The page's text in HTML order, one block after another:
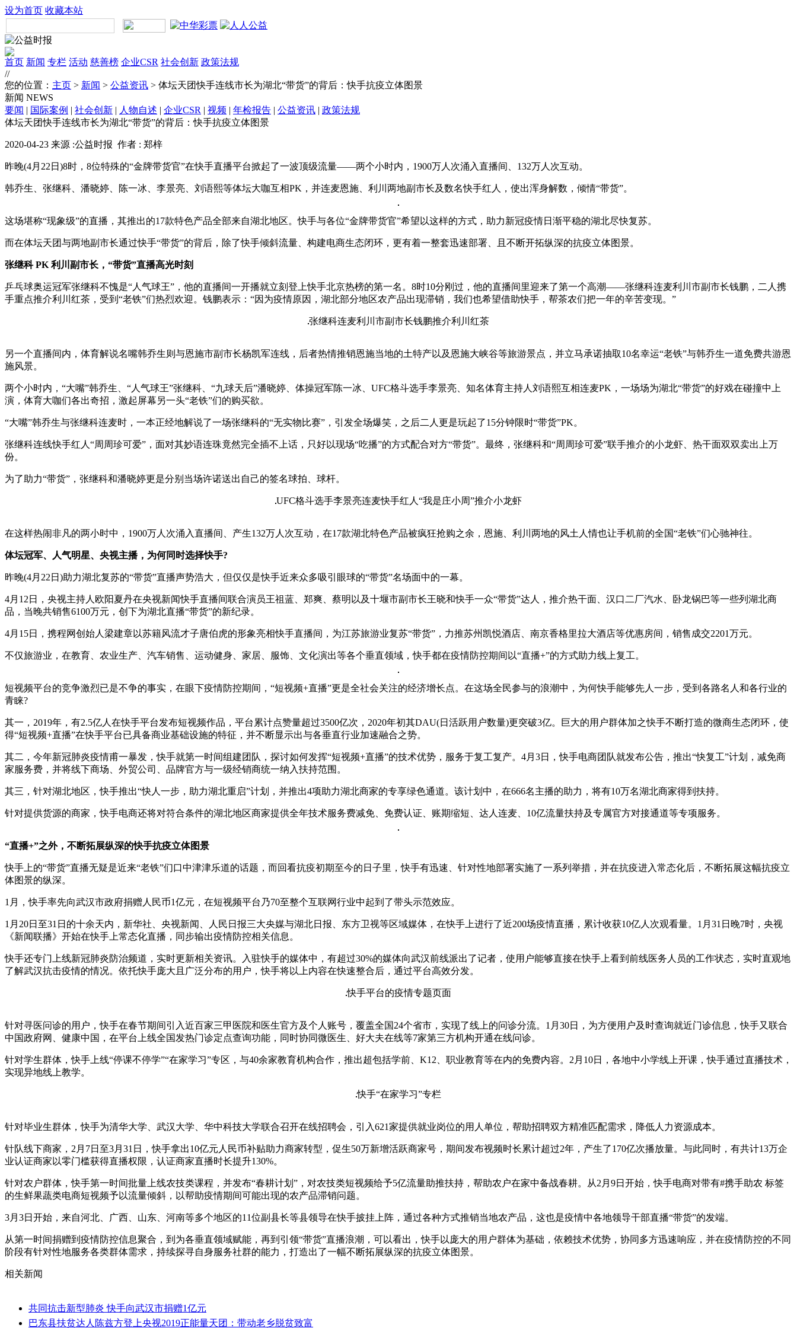
设为首页 收藏本站
首页 新闻 专栏 活动 慈善榜 企业CSR 社会创新 政策法规
//
您的位置： 主页 > 新闻 > 公益资讯 > 体坛天团快手连线市长为湖北“带货”的背后：快手抗疫立体图景
新闻 NEWS
要闻 | 国际案例 | 社会创新 | 人物自述 | 企业CSR | 视频 | 年检报告 | 公益资讯 | 政策法规
体坛天团快手连线市长为湖北“带货”的背后：快手抗疫立体图景
2020-04-23 来源 :公益时报 作者 : 郑梓
昨晚(4月22日)8时，8位特殊的“金牌带货官”在快手直播平台掀起了一波顶级流量——两个小时内，1900万人次涌入直播间、132万人次互动。
韩乔生、张继科、潘晓婷、陈一冰、李景亮、刘语熙等体坛大咖互相PK，并连麦恩施、利川两地副市长及数名快手红人，使出浑身解数，倾情“带货”。
这场堪称“现象级”的直播，其推出的17款特色产品全部来自湖北地区。快手与各位“金牌带货官”希望以这样的方式，助力新冠疫情日渐平稳的湖北尽快复苏。
而在体坛天团与两地副市长通过快手“带货”的背后，除了快手倾斜流量、构建电商生态闭环，更有着一整套迅速部署、且不断开拓纵深的抗疫立体图景。
张继科 PK 利川副市长，“带货”直播高光时刻
乒乓球奥运冠军张继科不愧是“人气球王”，他的直播间一开播就立刻登上快手北京热榜的第一名。8时10分刚过，他的直播间里迎来了第一个高潮——张继科连麦利川市副市长钱鹏，二人携
手重点推介利川红茶，受到“老铁”们热烈欢迎。钱鹏表示：“因为疫情原因，湖北部分地区农产品出现滞销，我们也希望借助快手，帮茶农们把一年的辛苦变现。”
张继科连麦利川市副市长钱鹏推介利川红茶
另一个直播间内，体育解说名嘴韩乔生则与恩施市副市长杨凯军连线，后者热情推销恩施当地的土特产以及恩施大峡谷等旅游景点，并立马承诺抽取10名幸运“老铁”与韩乔生一道免费共游恩
施风景。
两个小时内，“大嘴”韩乔生、“人气球王”张继科、“九球天后”潘晓婷、体操冠军陈一冰、UFC格斗选手李景亮、知名体育主持人刘语熙互相连麦PK，一场场为湖北“带货”的好戏在碰撞中上
演，体育大咖们各出奇招，激起屏幕另一头“老铁”们的购买欲。
“大嘴”韩乔生与张继科连麦时，一本正经地解说了一场张继科的“无实物比赛”，引发全场爆笑，之后二人更是玩起了15分钟限时“带货”PK。
张继科连线快手红人“周周珍可爱”，面对其妙语连珠竟然完全插不上话，只好以现场“吃播”的方式配合对方“带货”。最终，张继科和“周周珍可爱”联手推介的小龙虾、热干面双双卖出上万
份。
为了助力“带货”，张继科和潘晓婷更是分别当场许诺送出自己的签名球拍、球杆。
UFC格斗选手李景亮连麦快手红人“我是庄小周”推介小龙虾
在这样热闹非凡的两小时中，1900万人次涌入直播间、产生132万人次互动，在17款湖北特色产品被疯狂抢购之余，恩施、利川两地的风土人情也让手机前的全国“老铁”们心驰神往。
体坛冠军、人气明星、央视主播，为何同时选择快手?
昨晚(4月22日)助力湖北复苏的“带货”直播声势浩大，但仅仅是快手近来众多吸引眼球的“带货”名场面中的一幕。
4月12日，央视主持人欧阳夏丹在央视新闻快手直播间联合演员王祖蓝、郑爽、蔡明以及十堰市副市长王晓和快手一众“带货”达人，推介热干面、汉口二厂汽水、卧龙锅巴等一些列湖北商
品，当晚共销售6100万元，创下为湖北直播“带货”的新纪录。
4月15日，携程网创始人梁建章以苏籍风流才子唐伯虎的形象亮相快手直播间，为江苏旅游业复苏“带货”，力推苏州凯悦酒店、南京香格里拉大酒店等优惠房间，销售成交2201万元。
不仅旅游业，在教育、农业生产、汽车销售、运动健身、家居、服饰、文化演出等各个垂直领域，快手都在疫情防控期间以“直播+”的方式助力线上复工。
短视频平台的竞争激烈已是不争的事实，在眼下疫情防控期间，“短视频+直播”更是全社会关注的经济增长点。在这场全民参与的浪潮中，为何快手能够先人一步，受到各路名人和各行业的
青睐?
其一，2019年，有2.5亿人在快手平台发布短视频作品，平台累计点赞量超过3500亿次，2020年初其DAU(日活跃用户数量)更突破3亿。巨大的用户群体加之快手不断打造的微商生态闭环，使
得“短视频+直播”在快手平台已具备商业基础设施的特征，并不断显示出与各垂直行业加速融合之势。
其二，今年新冠肺炎疫情甫一暴发，快手就第一时间组建团队，探讨如何发挥“短视频+直播”的技术优势，服务于复工复产。4月3日，快手电商团队就发布公告，推出“快复工”计划，减免商
家服务费，并将线下商场、外贸公司、品牌官方与一级经销商统一纳入扶持范围。
其三，针对湖北地区，快手推出“快人一步，助力湖北重启”计划，并推出4项助力湖北商家的专享绿色通道。该计划中，在666名主播的助力，将有10万名湖北商家得到扶持。
针对提供货源的商家，快手电商还将对符合条件的湖北地区商家提供全年技术服务费减免、免费认证、账期缩短、达人连麦、10亿流量扶持及专属官方对接通道等专项服务。
“直播+”之外，不断拓展纵深的快手抗疫立体图景
快手上的“带货”直播无疑是近来“老铁”们口中津津乐道的话题，而回看抗疫初期至今的日子里，快手有迅速、针对性地部署实施了一系列举措，并在抗疫进入常态化后，不断拓展这幅抗疫立
体图景的纵深。
1月，快手率先向武汉市政府捐赠人民币1亿元，在短视频平台乃70至整个互联网行业中起到了带头示范效应。
1月20日至31日的十余天内，新华社、央视新闻、人民日报三大央媒与湖北日报、东方卫视等区域媒体，在快手上进行了近200场疫情直播，累计收获10亿人次观看量。1月31日晚7时，央视
《新闻联播》开始在快手上常态化直播，同步输出疫情防控相关信息。
快手还专门上线新冠肺炎防治频道，实时更新相关资讯。入驻快手的媒体中，有超过30%的媒体向武汉前线派出了记者，使用户能够直接在快手上看到前线医务人员的工作状态，实时直观地
了解武汉抗击疫情的情况。依托快手庞大且广泛分布的用户，快手将以上内容在快速整合后，通过平台高效分发。
快手平台的疫情专题页面
针对寻医问诊的用户，快手在春节期间引入近百家三甲医院和医生官方及个人账号，覆盖全国24个省市，实现了线上的问诊分流。1月30日，为方便用户及时查询就近门诊信息，快手又联合
中国政府网、健康中国，在平台上线全国发热门诊定点查询功能，同时协同微医生、好大夫在线等7家第三方机构开通在线问诊。
针对学生群体，快手上线“停课不停学”“在家学习”专区，与40余家教育机构合作，推出超包括学前、K12、职业教育等在内的免费内容。2月10日，各地中小学线上开课，快手通过直播技术，
实现异地线上教学。
快手“在家学习”专栏
针对毕业生群体，快手为清华大学、武汉大学、华中科技大学联合召开在线招聘会，引入621家提供就业岗位的用人单位，帮助招聘双方精准匹配需求，降低人力资源成本。
针队线下商家，2月7日至3月31日，快手拿出10亿元人民币补贴助力商家转型，促生50万新增活跃商家号，期间发布视频时长累计超过2年，产生了170亿次播放量。与此同时，有共计13万企
业认证商家以零门槛获得直播权限，认证商家直播时长提升130%。
针对农户群体，快手第一时间批量上线农技类课程，并发布“春耕计划”，对农技类短视频给予5亿流量助推扶持，帮助农户在家中备战春耕。从2月9日开始，快手电商对带有#携手助农 标签
的生鲜果蔬类电商短视频予以流量倾斜，以帮助疫情期间可能出现的农产品滞销问题。
3月3日开始，来自河北、广西、山东、河南等多个地区的11位副县长等县领导在快手披挂上阵，通过各种方式推销当地农产品，这也是疫情中各地领导干部直播“带货”的发端。
从第一时间捐赠到疫情防控信息聚合，到为各垂直领域赋能，再到引领“带货”直播浪潮，可以看出，快手以庞大的用户群体为基础，依赖技术优势，协同多方迅速响应，并在疫情防控的不同
阶段有针对性地服务各类群体需求，持续探寻自身服务社群的能力，打造出了一幅不断拓展纵深的抗疫立体图景。
相关新闻
共同抗击新型肺炎 快手向武汉市捐赠1亿元
巴东县扶贫达人陈兹方登上央视2019正能量天团：带动老乡脱贫致富